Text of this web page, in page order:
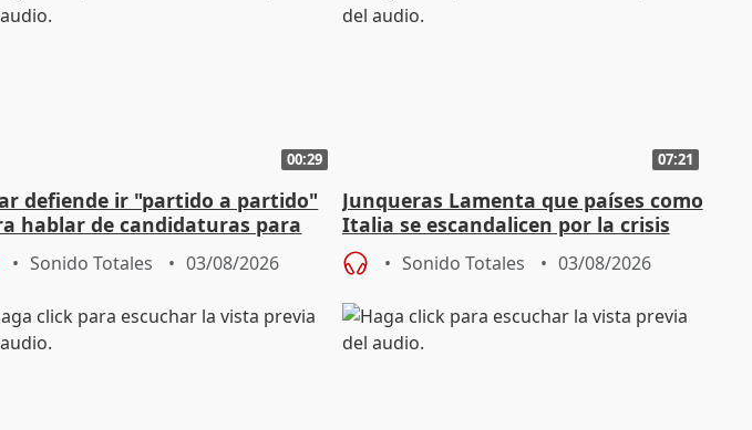
00:29
defiende ir "partido a partido"
hablar de candidaturas para
Sonido Totales 03/08/2026
07:21
Junqueras Lamenta que países como
Italia se escandalicen por la crisis
migratoria
Sonido Totales 03/08/2026